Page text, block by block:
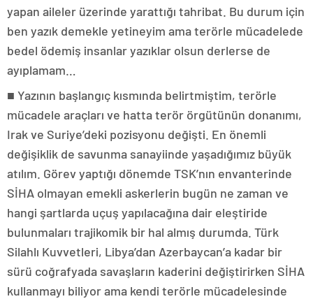
yapan aileler üzerinde yarattığı tahribat. Bu durum için
ben yazık demekle yetineyim ama terörle mücadelede
bedel ödemiş insanlar yazıklar olsun derlerse de
ayıplamam…
■ Yazının başlangıç kısmında belirtmiştim, terörle
mücadele araçları ve hatta terör örgütünün donanımı,
Irak ve Suriye’deki pozisyonu değişti. En önemli
değişiklik de savunma sanayiinde yaşadığımız büyük
atılım. Görev yaptığı dönemde TSK’nın envanterinde
SİHA olmayan emekli askerlerin bugün ne zaman ve
hangi şartlarda uçuş yapılacağına dair eleştiride
bulunmaları trajikomik bir hal almış durumda. Türk
Silahlı Kuvvetleri, Libya’dan Azerbaycan’a kadar bir
sürü coğrafyada savaşların kaderini değiştirirken SİHA
kullanmayı biliyor ama kendi terörle mücadelesinde